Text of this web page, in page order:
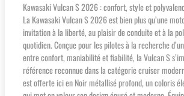
Kawasaki Vulcan S 2026 : confort, style et
La Kawasaki Vulcan S 2026 est bien plus qu’une
invitation à la liberté, au plaisir de conduite et à la
quotidien. Conçue pour les pilotes à la recherche
entre confort, maniabilité et fiabilité, la Vulcan S
référence reconnue dans la catégorie cruiser
est offerte ici en Noir métallisé profond, un coloris